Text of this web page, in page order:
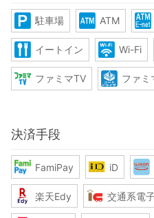
駐車場 ATM
イートイン Wi-Fi
ファミマTV ファミ
決済手段
FamiPay iD
楽天Edy 交通系電